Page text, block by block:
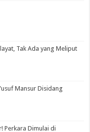
Tak Ada yang Meliput
Mansur Disidang
Perkara Dimulai di